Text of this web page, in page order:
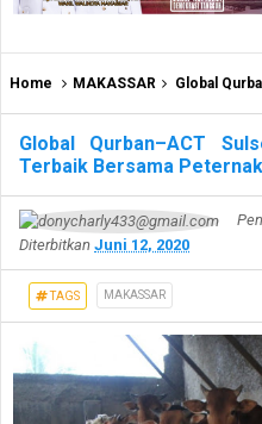
Home MAKASSAR Global Qurban–ACT
Global Qurban–ACT
Terbaik Bersama
Diterbitkan Juni 12, 2020
TAGS MAKASSAR